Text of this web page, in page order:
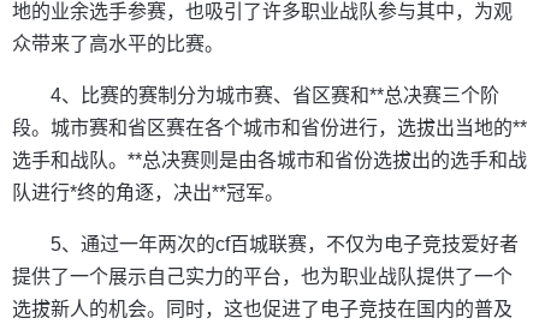
地的业余选手参赛，也吸引了许多职业战队参与其中，为观
众带来了高水平的比赛。
4、比赛的赛制分为城市赛、省区赛和**总决赛三个阶
段。城市赛和省区赛在各个城市和省份进行，选拔出当地的**
选手和战队。**总决赛则是由各城市和省份选拔出的选手和战
队进行*终的角逐，决出**冠军。
5、通过一年两次的cf百城联赛，不仅为电子竞技爱好者
提供了一个展示自己实力的平台，也为职业战队提供了一个
选拔新人的机会。同时，这也促进了电子竞技在国内的普及